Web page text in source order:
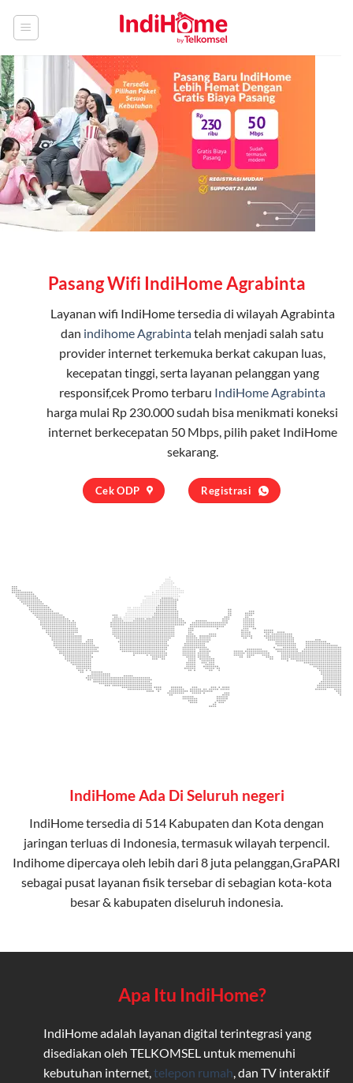
Pasang Wifi IndiHome Agrabinta
Layanan wifi IndiHometersedia di wilayah Agrabinta
dan indihome Agrabintatelah menjadi salah satu
provider internet terkemuka berkat cakupan luas,
kecepatan tinggi, serta layanan pelanggan yang
responsif,cek Promo terbaru IndiHome Agrabinta
harga mulai Rp 230.000 sudah bisa menikmati koneksi
internet berkecepatan 50 Mbps, pilih paket IndiHome
sekarang.
Cek ODP Registrasi
IndiHome Ada Di Seluruh negeri
IndiHome tersedia di 514 Kabupaten dan Kota dengan
jaringan terluas di Indonesia, termasuk wilayah terpencil.
Indihome dipercaya oleh lebih dari 8 juta pelanggan,GraPARI
sebagai pusat layanan fisik tersebar di sebagian kota-kota
besar & kabupaten diseluruh indonesia.
Apa Itu IndiHome?
IndiHome adalah layanan digital terintegrasi yang
disediakan oleh TELKOMSEL untuk memenuhi
kebutuhan internet, telepon rumah , dan TV interaktif